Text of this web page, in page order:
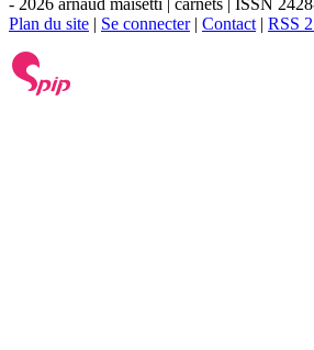
- 2026 arnaud maïsetti | carnets | ISSN
Plan du site | Se connecter| Contact | RSS